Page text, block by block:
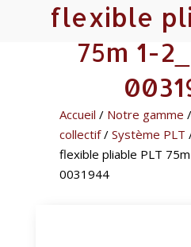
flexible
75m 1-
Accueil / Notre gamme /
collectif/ Système PLT
flexible pliable PLT
0031944